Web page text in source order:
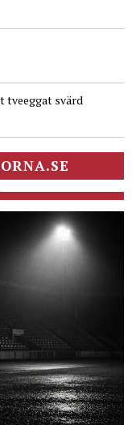
tveeggat svärd